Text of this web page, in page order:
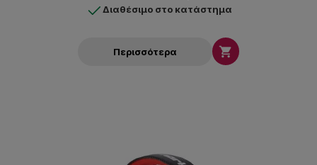
Διαθέσιμο στο κατάστημα
Περισσότερα 